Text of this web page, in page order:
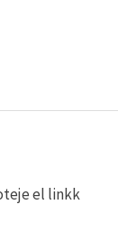
el linkk